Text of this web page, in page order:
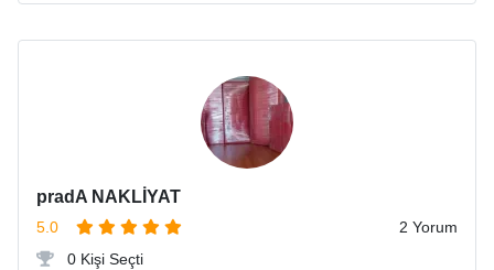
pradA NAKLİYAT
5.0
2 Yorum
0 Kişi Seçti